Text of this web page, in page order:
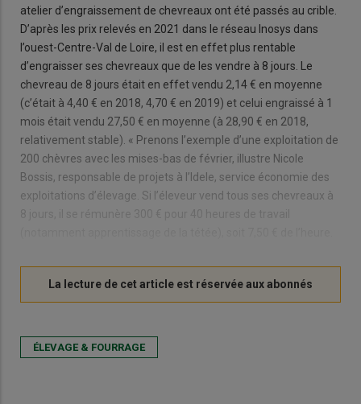
atelier d’engraissement de chevreaux ont été passés au crible.
D’après les prix relevés en 2021 dans le réseau Inosys dans
l’ouest-Centre-Val de Loire, il est en effet plus rentable
d’engraisser ses chevreaux que de les vendre à 8 jours. Le
chevreau de 8 jours était en effet vendu 2,14 € en moyenne
(c’était à 4,40 € en 2018, 4,70 € en 2019) et celui engraissé à 1
mois était vendu 27,50 € en moyenne (à 28,90 € en 2018,
relativement stable). « Prenons l’exemple d’une exploitation de
200 chèvres avec les mises-bas de février, illustre Nicole
Bossis, responsable de projets à l’Idele, service économie des
exploitations d’élevage. Si l’éleveur vend tous ses chevreaux à
ÉLEVAGE & FOURRAGE